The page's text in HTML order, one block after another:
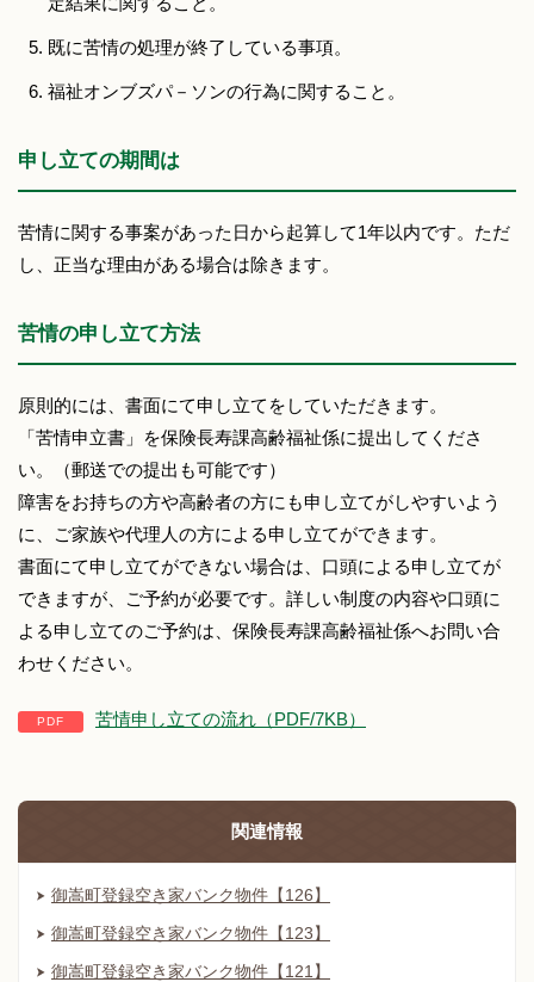
既に苦情の処理が終了している事項。
福祉オンブズパ－ソンの行為に関すること。
申し立ての期間は
苦情に関する事案があった日から起算して1年以内です。ただ
し、正当な理由がある場合は除きます。
苦情の申し立て方法
原則的には、書面にて申し立てをしていただきます。
「苦情申立書」を保険長寿課高齢福祉係に提出してくださ
い。（郵送での提出も可能です）
障害をお持ちの方や高齢者の方にも申し立てがしやすいよう
に、ご家族や代理人の方による申し立てができます。
書面にて申し立てができない場合は、口頭による申し立てが
できますが、ご予約が必要です。詳しい制度の内容や口頭に
よる申し立てのご予約は、保険長寿課高齢福祉係へお問い合
わせください。
苦情申し立ての流れ（PDF/7KB）
関連情報
御嵩町登録空き家バンク物件【126】
御嵩町登録空き家バンク物件【123】
御嵩町登録空き家バンク物件【121】